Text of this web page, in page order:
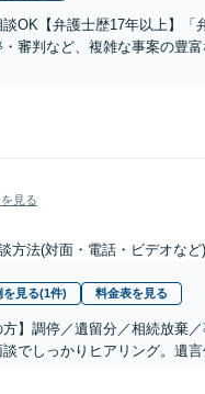
OK【弁護士歴17年以上】
審判など、複雑な事案の豊
見る
方法(対面・電話・ビデオなど
を見る(1件) 料金表を見る
方】調停／遺留分／相続放棄
でしっかりヒアリング。遺言